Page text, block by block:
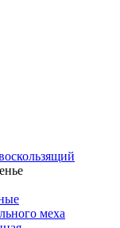
меха